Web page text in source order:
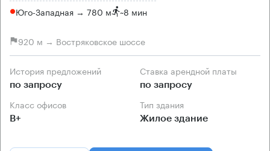
Юго-Западная → 780 м ~8 мин
920 м → Востряковское шоссе
История предложений
по запросу
Ставка арендной платы
по запросу
Класс офисов
B+
Тип здания
Жилое здание